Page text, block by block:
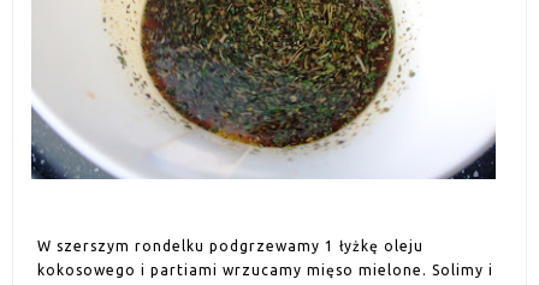
W szerszym rondelku podgrzewamy 1 łyżkę oleju
kokosowego i partiami wrzucamy mięso mielone. Solimy i